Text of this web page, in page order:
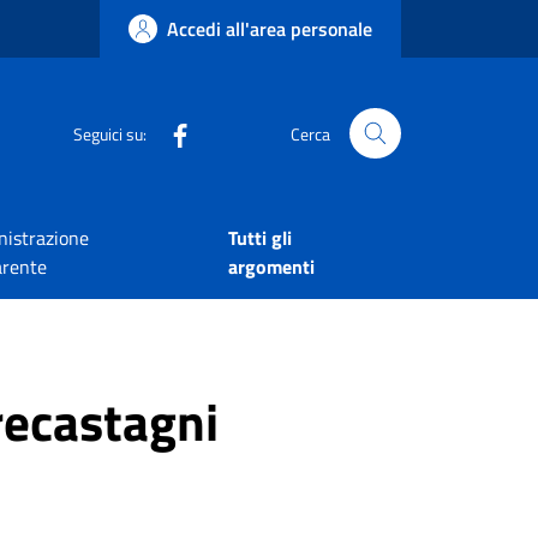
Accedi all'area personale
Seguici su: Cerca
Tutti gli
argomenti